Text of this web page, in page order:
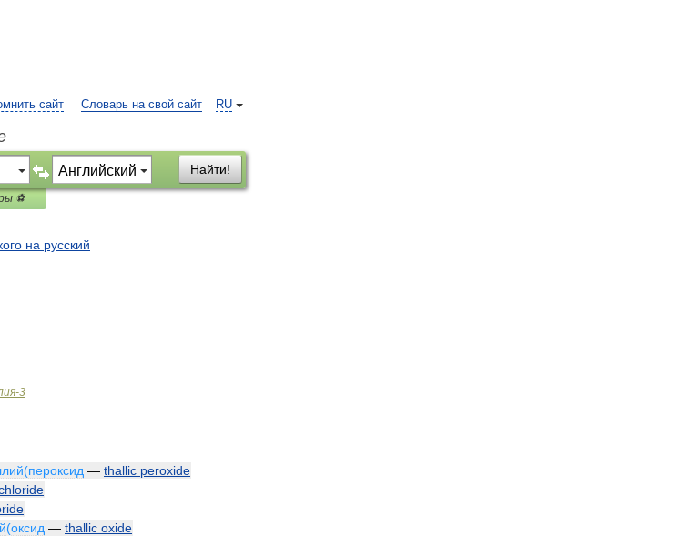
RU
сайт Словарь на свой сайт
Найти!
⚽
на русский
-3
(пероксид — thallic peroxide
(оксид — thallic oxide